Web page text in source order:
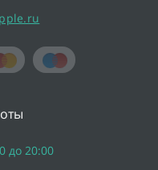
до 20:00